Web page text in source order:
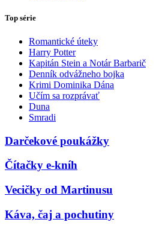
Top série
Romantické úteky
Harry Potter
Kapitán Stein a Notár Barbarič
Denník odvážneho bojka
Krimi Dominika Dána
Učím sa rozprávať
Duna
Smradi
Darčekové poukážky
Čítačky e-kníh
Vecičky od Martinusu
Káva, čaj a pochutiny